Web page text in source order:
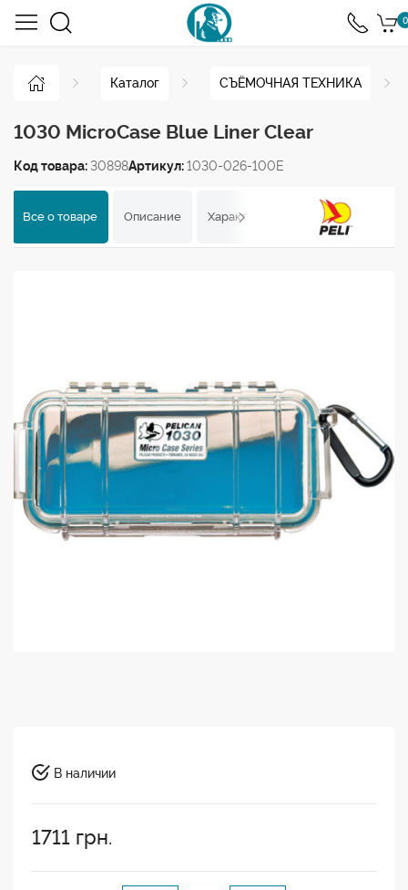
0
Каталог СЪЁМОЧНАЯ ТЕХНИКА
1030 MicroCase Blue Liner Clear
Код товара: 30898Артикул:1030-026-100E
Все о товаре Описание Характеристики Отзывы
В наличии
1711 грн.